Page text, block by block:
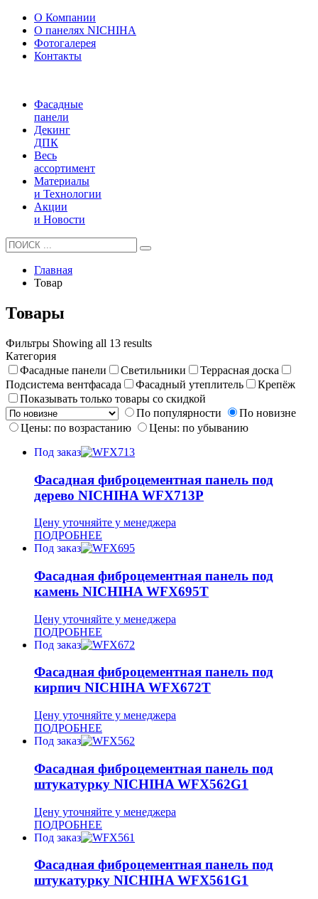
О Компании
О панелях NICHIHA
Фотогалерея
Контакты
Фасадные
панели
Декинг
ДПК
Весь
ассортимент
Материалы
и Технологии
Акции
и Новости
Главная
Товар
Товары
Фильтры Showing all 13 results
Категория
Фасадные панели
Светильники
Террасная доска
Подсистема вентфасада
Фасадный утеплитель
Крепёж
Показывать только товары со скидкой
По популярности
По новизне
Цены: по возрастанию
Цены: по убыванию
Под заказ
Фасадная фиброцементная панель под
дерево NICHIHA WFX713P
Цену уточняйте у менеджера
ПОДРОБНЕЕ
Под заказ
Фасадная фиброцементная панель под
камень NICHIHA WFX695T
Цену уточняйте у менеджера
ПОДРОБНЕЕ
Под заказ
Фасадная фиброцементная панель под
кирпич NICHIHA WFX672T
Цену уточняйте у менеджера
ПОДРОБНЕЕ
Под заказ
Фасадная фиброцементная панель под
штукатурку NICHIHA WFX562G1
Цену уточняйте у менеджера
ПОДРОБНЕЕ
Под заказ
Фасадная фиброцементная панель под
штукатурку NICHIHA WFX561G1